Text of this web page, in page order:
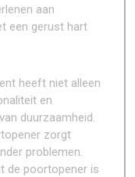
aan
een gerust hart
heeft niet alleen
en
duurzaamheid.
zorgt
problemen.
de poortopener is